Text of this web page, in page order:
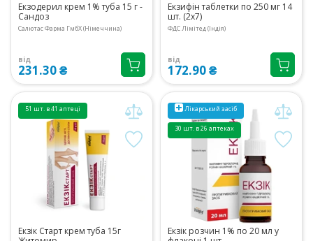
Екзодерил крем 1% туба 15 г -
Сандоз
Салютас Фарма ГмбХ (Німеччина)
від
231.30 ₴
Екзифін таблетки по 250 мг 14
шт. (2x7)
ФДС Лімітед (Індія)
від
172.90 ₴
51 шт. в 41 аптеці
Екзік Старт крем туба 15г
Лікарський засіб
30 шт. в 26 аптеках
Екзік розчин 1% по 20 мл у